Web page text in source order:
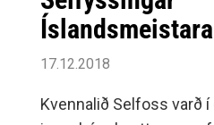
17.12.2018
Kvennalið Selfoss varð